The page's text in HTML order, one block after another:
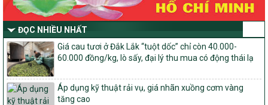
nước của Bộ Nông nghiệp và Môi trường
Quyết định số: 26/2026/QĐ-TTg
Quyết định ban hành Bộ tiêu chí và quy trình đánh giá, phân hạng
sản phẩm Mỗi xã một sản phẩm
số: 19/2026/QĐ-TTg
Quy định điều kiện, trình tự, thủ tục, hồ sơ xét, công nhận, công bố
và thu hồi quyết định công nhận xã đạt chuẩn nông thôn mới, xã
đạt nông thôn mới hiện đại và tỉnh, thành phố hoàn thành nhiệm
ĐỌC NHIỀU NHẤT
Giá cau tươi ở Đắk Lắk “tuột dốc” chỉ còn 40.000-
60.000 đồng/kg, lò sấy, đại lý thu mua có động thái lạ
Áp dụng kỹ thuật rải vụ, giá nhãn xuồng cơm vàng
tăng cao